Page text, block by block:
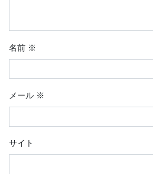
名前 ※
メール ※
サイト